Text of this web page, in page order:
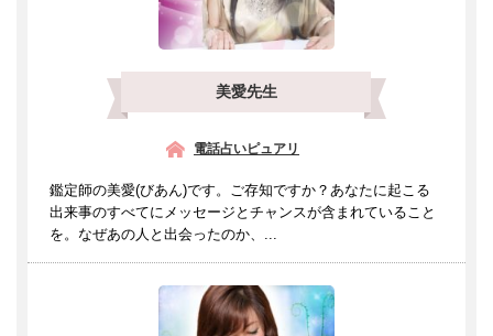
美愛先生
電話占いピュアリ
鑑定師の美愛(びあん)です。ご存知ですか？あなたに起こる
出来事のすべてにメッセージとチャンスが含まれていること
を。なぜあの人と出会ったのか、...